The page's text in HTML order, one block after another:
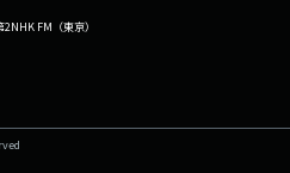
2NHK FM（東京）